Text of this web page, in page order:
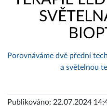
Porovnáváme dvě přední
a světelnou
Publikováno: 22.07.2024